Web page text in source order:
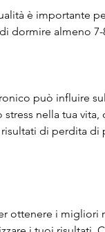
è importante
dormire almeno
può influire
nella tua
di perdita
ottenere i migliori